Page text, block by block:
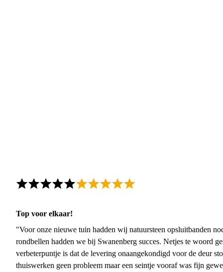
Top voor elkaar!
"Voor onze nieuwe tuin hadden wij natuursteen opsluitbanden
rondbellen hadden we bij Swanenberg succes. Netjes te woord
verbeterpuntje is dat de levering onaangekondigd voor de deur
thuiswerken geen probleem maar een seintje vooraf was fijn